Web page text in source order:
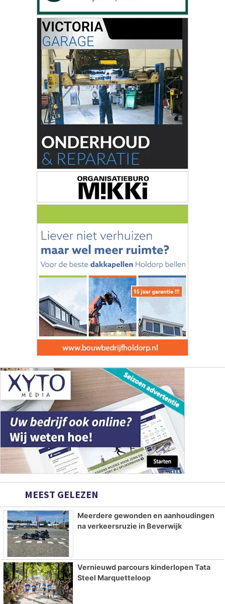
MEEST GELEZEN
Meerdere gewonden en aanhoudingen
na verkeersruzie in Beverwijk
Vernieuwd parcours kinderlopen Tata
Steel Marquetteloop